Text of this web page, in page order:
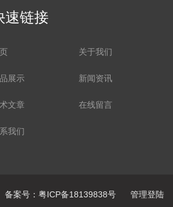
速链接
关于我们
展示 新闻资讯
文章 在线留言
我们
备案号：粤ICP备18139838号 管理登陆